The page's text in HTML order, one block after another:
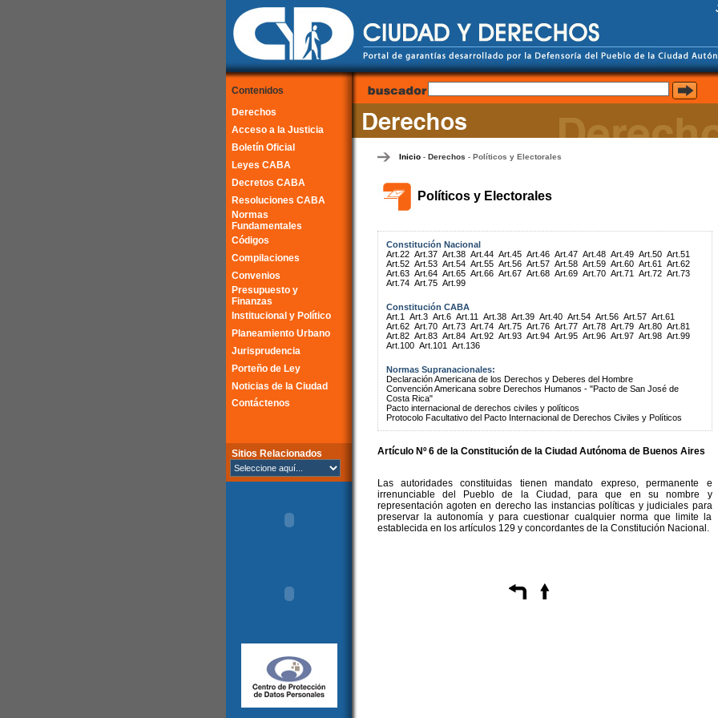
Contenidos
Derechos
Acceso a la Justicia
Boletín Oficial
Leyes CABA
Decretos CABA
Resoluciones CABA
Normas
Fundamentales
Códigos
Compilaciones
Convenios
Presupuesto y
Finanzas
Institucional y Político
Planeamiento Urbano
Jurisprudencia
Porteño de Ley
Noticias de la Ciudad
Contáctenos
Sitios Relacionados
Inicio- Derechos - Políticos y Electorales
Políticos y Electorales
Constitución Nacional
Art.22 Art.37 Art.38 Art.44 Art.45 Art.46 Art.47 Art.48 Art.49 Art.50 Art.51
Art.52 Art.53 Art.54 Art.55 Art.56 Art.57 Art.58 Art.59 Art.60 Art.61
Art.62
Art.63 Art.64 Art.65 Art.66 Art.67 Art.68 Art.69 Art.70 Art.71 Art.72 Art.73
Art.74 Art.75 Art.99
Constitución CABA
Art.1
Art.3 Art.6 Art.11 Art.38 Art.39 Art.40 Art.54 Art.56 Art.57 Art.61
Art.62 Art.70 Art.73 Art.74 Art.75 Art.76 Art.77 Art.78 Art.79 Art.80 Art.81
Art.82 Art.83 Art.84 Art.92 Art.93 Art.94 Art.95 Art.96 Art.97 Art.98 Art.99
Art.100 Art.101 Art.136
Normas Supranacionales:
Declaración Americana de los Derechos y Deberes del Hombre
Convención Americana sobre Derechos Humanos - "Pacto de San José de
Costa Rica"
Pacto internacional de derechos civiles y políticos
Protocolo Facultativo del Pacto Internacional de Derechos Civiles y Políticos
Artículo Nº 6 de la Constituciónde la Ciudad Autónoma de Buenos Aires
Las autoridades constituidas tienen mandato expreso, permanente e
irrenunciable del Pueblo de la Ciudad, para que en su nombre y
representación agoten en derecho las instancias políticas y judiciales para
preservar la autonomía y para cuestionar cualquier norma que limite la
establecida en los artículos 129 y concordantes de la Constitución Nacional.